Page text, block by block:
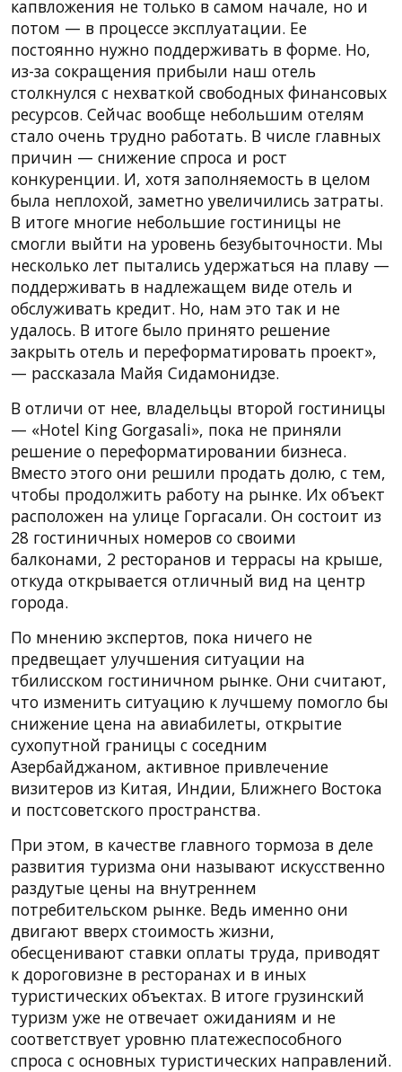
капвложения не только в самом начале, но и
потом — в процессе эксплуатации. Ее
постоянно нужно поддерживать в форме. Но,
из-за сокращения прибыли наш отель
столкнулся с нехваткой свободных финансовых
ресурсов. Сейчас вообще небольшим отелям
стало очень трудно работать. В числе главных
причин — снижение спроса и рост
конкуренции. И, хотя заполняемость в целом
была неплохой, заметно увеличились затраты.
В итоге многие небольшие гостиницы не
смогли выйти на уровень безубыточности. Мы
несколько лет пытались удержаться на плаву —
поддерживать в надлежащем виде отель и
обслуживать кредит. Но, нам это так и не
удалось. В итоге было принято решение
закрыть отель и переформатировать проект»,
— рассказала Майя Сидамонидзе.
В отличи от нее, владельцы второй гостиницы
— «Hotel King Gorgasali», пока не приняли
решение о переформатировании бизнеса.
Вместо этого они решили продать долю, с тем,
чтобы продолжить работу на рынке. Их объект
расположен на улице Горгасали. Он состоит из
28 гостиничных номеров со своими
балконами, 2 ресторанов и террасы на крыше,
откуда открывается отличный вид на центр
города.
По мнению экспертов, пока ничего не
предвещает улучшения ситуации на
тбилисском гостиничном рынке. Они считают,
что изменить ситуацию к лучшему помогло бы
снижение цена на авиабилеты, открытие
сухопутной границы с соседним
Азербайджаном, активное привлечение
визитеров из Китая, Индии, Ближнего Востока
и постсоветского пространства.
При этом, в качестве главного тормоза в деле
развития туризма они называют искусственно
раздутые цены на внутреннем
потребительском рынке. Ведь именно они
двигают вверх стоимость жизни,
обесценивают ставки оплаты труда, приводят
к дороговизне в ресторанах и в иных
туристических объектах. В итоге грузинский
туризм уже не отвечает ожиданиям и не
соответствует уровню платежеспособного
спроса с основных туристических направлений.